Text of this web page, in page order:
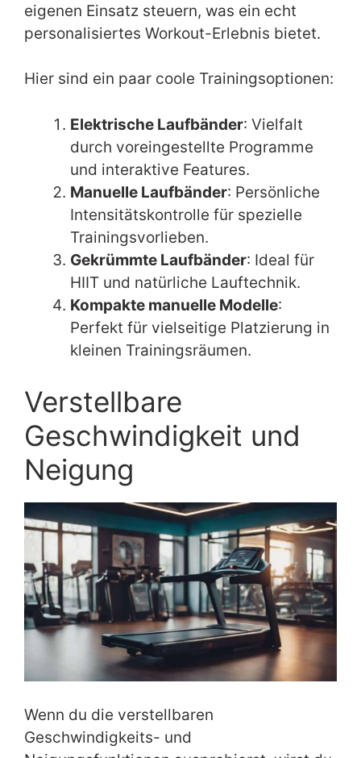
eigenen Einsatz steuern, was ein echt
personalisiertes Workout-Erlebnis bietet.
Hier sind ein paar coole Trainingsoptionen:
Elektrische Laufbänder: Vielfalt
durch voreingestellte Programme
und interaktive Features.
Manuelle Laufbänder: Persönliche
Intensitätskontrolle für spezielle
Trainingsvorlieben.
Gekrümmte Laufbänder: Ideal für
HIIT und natürliche Lauftechnik.
Kompakte manuelle Modelle:
Perfekt für vielseitige Platzierung in
kleinen Trainingsräumen.
Verstellbare
Geschwindigkeit und
Neigung
Wenn du die verstellbaren
Geschwindigkeits- und